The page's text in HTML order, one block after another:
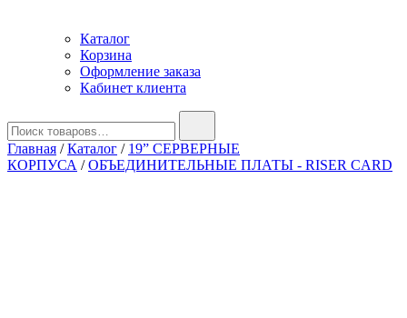
Каталог
Корзина
Оформление заказа
Кабинет клиента
Главная /Каталог / 19” СЕРВЕРНЫЕ
КОРПУСА /ОБЪЕДИНИТЕЛЬНЫЕ ПЛАТЫ - RISER CARD